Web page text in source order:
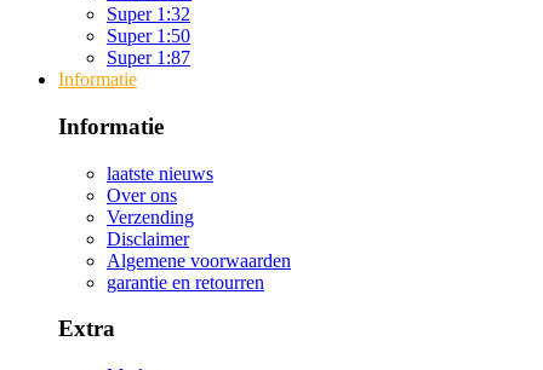
Super 1:32
Super 1:50
Super 1:87
Informatie
Informatie
laatste nieuws
Over ons
Verzending
Disclaimer
Algemene voorwaarden
garantie en retourren
Extra